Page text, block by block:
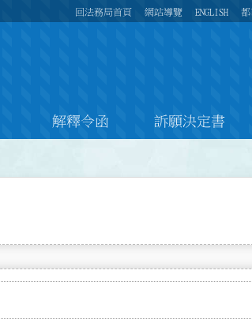
回法務局首頁 網站導覽 ENGLISH 都
解釋令函 訴願決定書